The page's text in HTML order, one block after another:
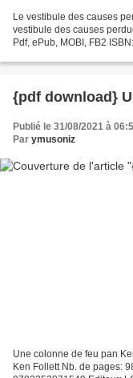
Le vestibule des causes
vestibule des causes
Pdf, ePub, MOBI, FB2
{pdf download}
Publié le 31/08/2021 à
Par ymusoniz
Une colonne de feu pan
Ken Follett Nb. de pages: